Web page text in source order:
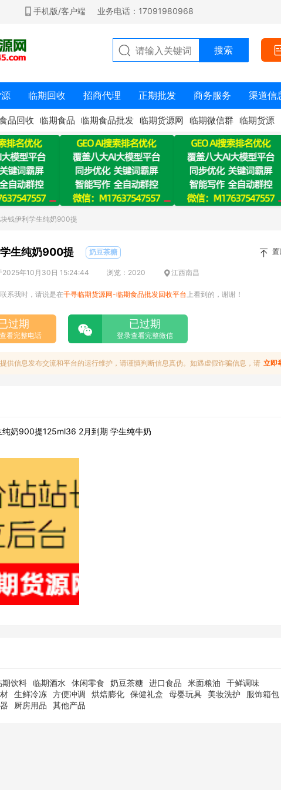
手机版/客户端 业务电话：17091980968
临期回收 招商代理 正期批发 商务服务 渠道信
品回收 临期食品 临期食品批发 临期货源网 临期微信群 临期货源
钱伊利学生纯奶900提
生纯奶900提 奶豆茶糖 置
2025年10月30日 15:24:44 浏览：2020 江西南昌
联系我时，请说是在千寻临期货源网-临期食品批发回收平台 上看到的，谢谢！
过期
看完整电话
已过期
登录查看完整微信
供信息发布交流和平台的运行维护，请谨慎判断信息真伪。如遇虚假诈骗信息，请 立即
纯奶900提125ml36 2月到期 学生纯牛奶
期饮料 临期酒水 休闲零食 奶豆茶糖 进口食品 米面粮油
干鲜调味
生鲜冷冻 方便冲调 烘焙膨化 保健礼盒 母婴玩具 美妆洗护
服饰箱包
厨房用品 其他产品